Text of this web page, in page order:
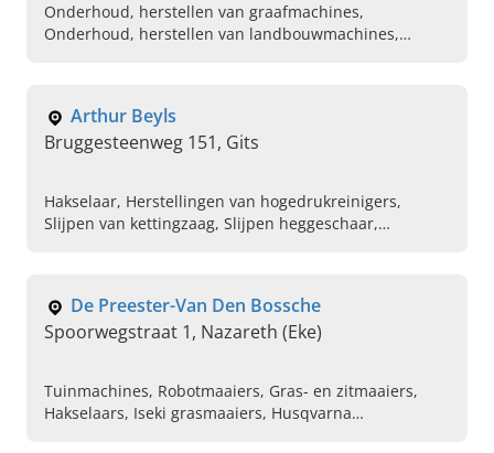
Onderhoud, herstellen van graafmachines,
Onderhoud, herstellen van landbouwmachines,
de buurt, Servicepunt voor u tuinbouw machines in de
buurt, Knikladers, showel en verreikers op maat van
Arthur Beyls
Bruggesteenweg 151, Gits
Hakselaar, Herstellingen van hogedrukreinigers,
Slijpen van kettingzaag, Slijpen heggeschaar,
De Preester-Van Den Bossche
Spoorwegstraat 1, Nazareth (Eke)
Tuinmachines, Robotmaaiers, Gras- en zitmaaiers,
Hakselaars, Iseki grasmaaiers, Husqvarna